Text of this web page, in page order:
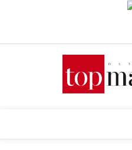
Verkaufsstellen